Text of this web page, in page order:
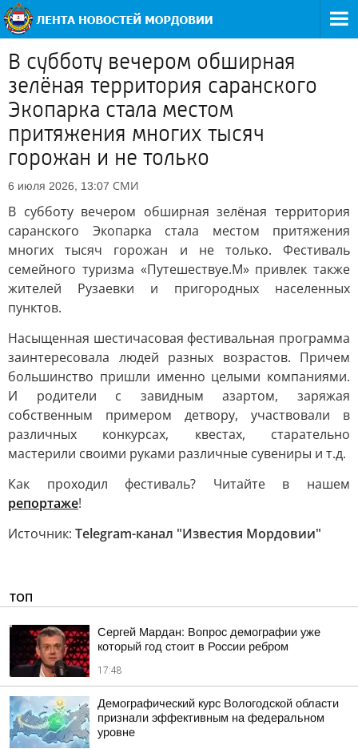
В субботу вечером обширная
зелёная территория саранского
Экопарка стала местом
притяжения многих тысяч
горожан и не только
6 июля 2026, 13:07 СМИ
В субботу вечером обширная зелёная территория
саранского Экопарка стала местом притяжения
многих тысяч горожан и не только. Фестиваль
семейного туризма «Путешествуе.М» привлек также
жителей Рузаевки и пригородных населенных
пунктов.
Насыщенная шестичасовая фестивальная программа
заинтересовала людей разных возрастов. Причем
большинство пришли именно целыми компаниями.
И родители с завидным азартом, заряжая
собственным примером детвору, участвовали в
различных конкурсах, квестах, старательно
мастерили своими руками различные сувениры и т.д.
Как проходил фестиваль? Читайте в нашем
репортаже!
Источник: Telegram-канал "Известия Мордовии"
ТОП
Сергей Мардан: Вопрос демографии уже
который год стоит в России ребром
17:48
Демографический курс Вологодской области
признали эффективным на федеральном
уровне